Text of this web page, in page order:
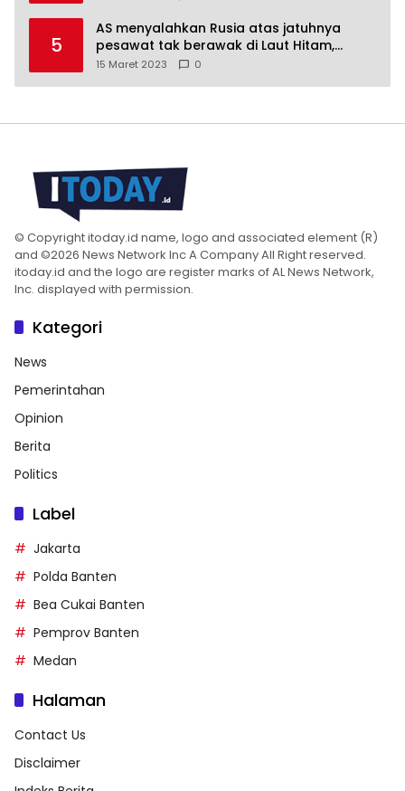
5
AS menyalahkan Rusia atas jatuhnya
pesawat tak berawak di Laut Hitam,
Moskow menyangkal
15 Maret 2023 0
© Copyright itoday.id name, logo and associated element (R)
and ©2026 News Network Inc A Company All Right reserved.
itoday.id and the logo are register marks of AL News Network,
Inc. displayed with permission.
Kategori
News
Pemerintahan
Opinion
Berita
Politics
Label
Jakarta
Polda Banten
Bea Cukai Banten
Pemprov Banten
Medan
Halaman
Contact Us
Disclaimer